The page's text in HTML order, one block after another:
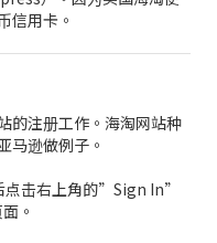
信用卡。
的注册工作。海淘网站种
马逊做例子。
点击右上角的”Sign In”
。